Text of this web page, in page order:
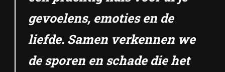
gevoelens, emoties en de
liefde. Samen verkennen we
de sporen en schade die het